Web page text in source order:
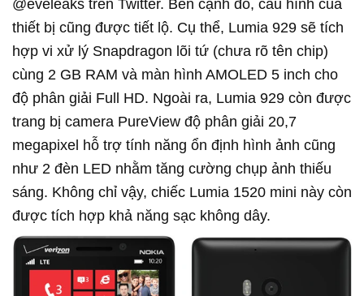
@eveleaks trên Twitter. Bên cạnh đó, cấu hình của
thiết bị cũng được tiết lộ. Cụ thể, Lumia 929 sẽ tích
hợp vi xử lý Snapdragon lõi tứ (chưa rõ tên chip)
cùng 2 GB RAM và màn hình AMOLED 5 inch cho
độ phân giải Full HD. Ngoài ra, Lumia 929 còn được
trang bị camera PureView độ phân giải 20,7
megapixel hỗ trợ tính năng ổn định hình ảnh cũng
như 2 đèn LED nhằm tăng cường chụp ảnh thiếu
sáng. Không chỉ vậy, chiếc Lumia 1520 mini này còn
được tích hợp khả năng sạc không dây.